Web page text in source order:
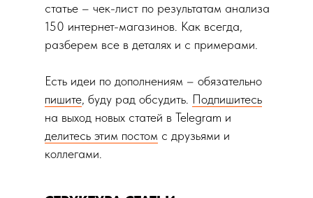
статье – чек-лист по результатам анализа
150 интернет-магазинов. Как всегда,
разберем все в деталях и с примерами.
Есть идеи по дополнениям – обязательно
пишите, буду рад обсудить. Подпишитесь
на выход новых статей в Telegram и
делитесь этим постом с друзьями и
коллегами.